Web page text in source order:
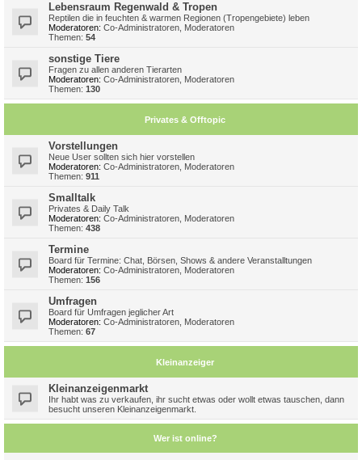
Lebensraum Regenwald & Tropen
Reptilen die in feuchten & warmen Regionen (Tropengebiete) leben
Moderatoren: Co-Administratoren Moderatoren
Themen: 54
sonstige Tiere
Fragen zu allen anderen Tierarten
Moderatoren: Co-Administratoren Moderatoren
Themen: 130
Privates & Offtopic
Vorstellungen
Neue User sollten sich hier vorstellen
Moderatoren: Co-Administratoren Moderatoren
Themen: 911
Smalltalk
Privates & Daily Talk
Moderatoren: Co-Administratoren Moderatoren
Themen: 438
Termine
Board für Termine: Chat, Börsen, Shows & andere Veranstalltungen
Moderatoren: Co-Administratoren Moderatoren
Themen: 156
Umfragen
Board für Umfragen jeglicher Art
Moderatoren: Co-Administratoren Moderatoren
Themen: 67
Kleinanzeiger
Kleinanzeigenmarkt
Ihr habt was zu verkaufen, ihr sucht etwas oder wollt etwas tauschen, dann
besucht unseren Kleinanzeigenmarkt.
Wer ist online?